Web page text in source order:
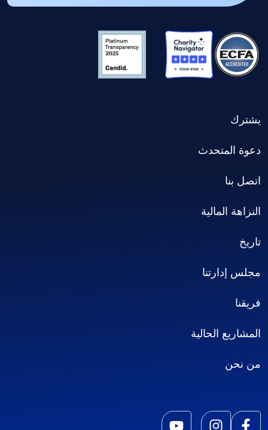
يشترك
دعوة المتحدث
اتصل بنا
النزاهة المالية
تاريخ
مجلس إدارتنا
فريقنا
المشاريع الحالية
من نحن